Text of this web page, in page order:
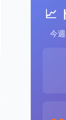
📈
今